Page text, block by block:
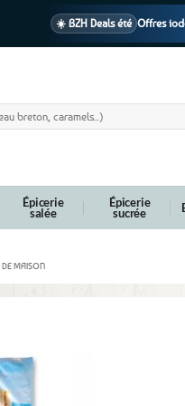
☀️ BZH Deals été Offres
Épicerie
salée
Épicerie
sucrée
DE MAISON